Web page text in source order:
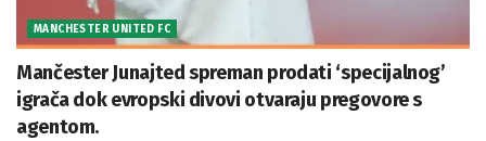
MANCHESTER UNITED FC
Mančester Junajted spreman prodati ‘specijalnog’
igrača dok evropski divovi otvaraju pregovore s
agentom.